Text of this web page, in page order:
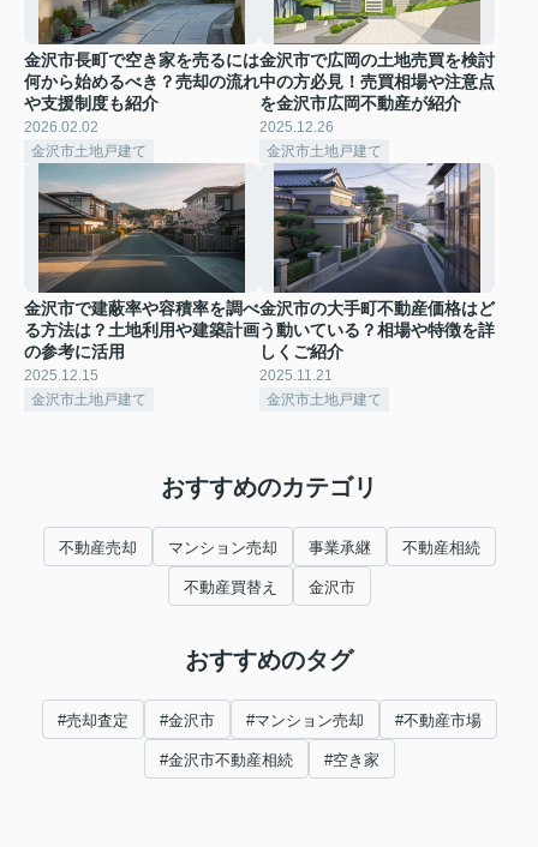
金沢市長町で空き家を売るには
何から始めるべき？売却の流れ
や支援制度も紹介
2026.02.02
金沢市土地戸建て
金沢市で広岡の土地売買を検討
中の方必見！売買相場や注意点
を金沢市広岡不動産が紹介
2025.12.26
金沢市土地戸建て
金沢市で建蔽率や容積率を調べ
る方法は？土地利用や建築計画
の参考に活用
2025.12.15
金沢市土地戸建て
金沢市の大手町不動産価格はど
う動いている？相場や特徴を詳
しくご紹介
2025.11.21
金沢市土地戸建て
おすすめのカテゴリ
不動産売却 マンション売却 事業承継 不動産相続
不動産買替え 金沢市
おすすめのタグ
#売却査定 #金沢市 #マンション売却 #不動産市場
#金沢市不動産相続 #空き家